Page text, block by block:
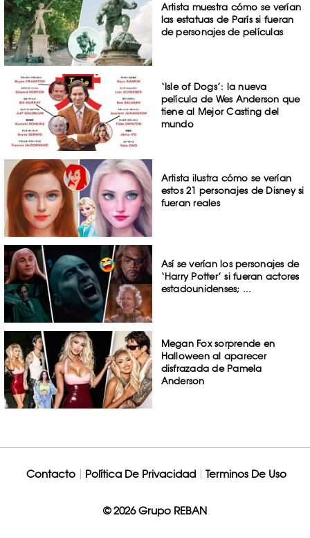
Artista muestra cómo se verían
las estatuas de París si fueran
de personajes de películas
‘Isle of Dogs’: la nueva
película de Wes Anderson que
tiene al Mejor Casting del
mundo
Artista ilustra cómo se verían
estos 21 personajes de Disney si
fueran reales
Así se verían los personajes de
‘Harry Potter’ si fueran actores
estadounidenses; ...
Megan Fox sorprende en
Halloween al aparecer
disfrazada de Pamela
Anderson
Contacto Política De Privacidad Terminos De Uso
© 2026 Grupo REBAN